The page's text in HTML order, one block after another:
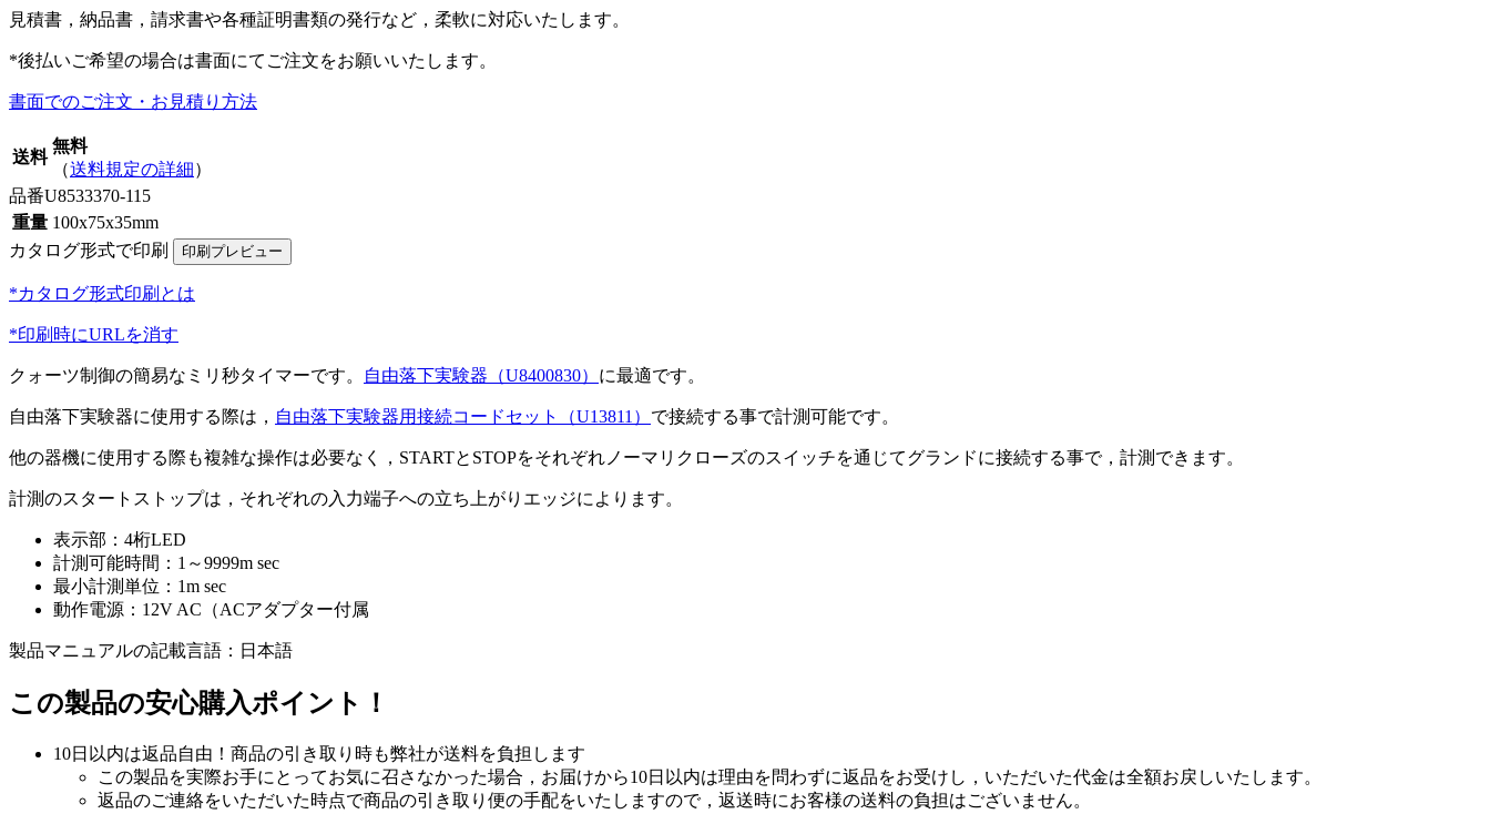
見積書，納品書，請求書や各種証明書類の発行など，柔軟に対応いたします。
*後払いご希望の場合は書面にてご注文をお願いいたします。
書面でのご注文・お見積り方法
送料
無料
（送料規定の詳細）
品番U8533370-115
重量 100x75x35mm
カタログ形式で印刷
*カタログ形式印刷とは
*印刷時にURLを消す
クォーツ制御の簡易なミリ秒タイマーです。 自由落下実験器（U8400830） に最適です。
自由落下実験器に使用する際は， 自由落下実験器用接続コードセット（U13811） で接続する事で計測可能です。
他の器機に使用する際も複雑な操作は必要なく，STARTとSTOPをそれぞれノーマリクローズのスイッチを通じてグランドに接続する事で，計測できます。
計測のスタートストップは，それぞれの入力端子への立ち上がりエッジによります。
表示部：4桁LED
計測可能時間：1～9999m sec
最小計測単位：1m sec
動作電源：12V AC（ACアダプター付属
製品マニュアルの記載言語：日本語
この製品の安心購入ポイント！
10日以内は返品自由！商品の引き取り時も弊社が送料を負担します
この製品を実際お手にとってお気に召さなかった場合，お届けから10日以内は理由を問わずに返品をお受けし，いただいた代金は全額お戻しいたします。
返品のご連絡をいただいた時点で商品の引き取り便の手配をいたしますので，返送時にお客様の送料の負担はございません。